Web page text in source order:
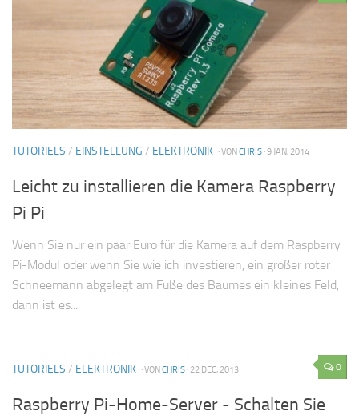
TUTORIELS / EINSTELLUNG / ELEKTRONIK · VONCHRIS · 9 JAN, 2014
Leicht zu installieren die Kamera Raspberry
Pi Pi
Wenn Sie nur ein paar Euro für die Kamera auf dem Raspberry
Pi-Modul oder wenn Sie wie ich investieren, ein großer roter
Schneemann abgelegt am Fuße des Baumes ein kleines Feld,
dann ist es...
0
TUTORIELS / ELEKTRONIK · VONCHRIS · 22 DEC, 2013
Raspberry Pi-Home-Server - Schalten Sie